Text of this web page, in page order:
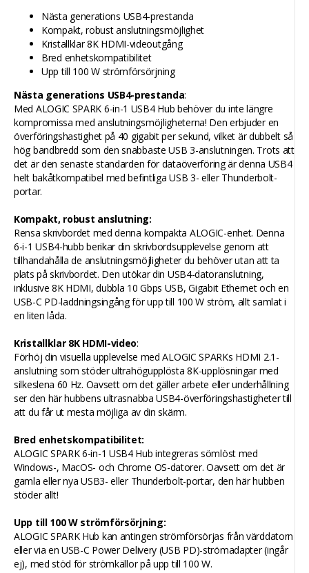
Nästa generations USB4-prestanda
Kompakt, robust anslutningsmöjlighet
Kristallklar 8K HDMI-videoutgång
Bred enhetskompatibilitet
Upp till 100 W strömförsörjning
Nästa generations USB4-prestanda:
Med ALOGIC SPARK 6-in-1 USB4 Hub behöver du inte längre
kompromissa med anslutningsmöjligheterna! Den erbjuder en
överföringshastighet på 40 gigabit per sekund, vilket är dubbelt så
hög bandbredd som den snabbaste USB 3-anslutningen. Trots att
det är den senaste standarden för dataöverföring är denna USB4
helt bakåtkompatibel med befintliga USB 3- eller Thunderbolt-
portar.
Kompakt, robust anslutning:
Rensa skrivbordet med denna kompakta ALOGIC-enhet. Denna
6-i-1 USB4-hubb berikar din skrivbordsupplevelse genom att
tillhandahålla de anslutningsmöjligheter du behöver utan att ta
plats på skrivbordet. Den utökar din USB4-datoranslutning,
inklusive 8K HDMI, dubbla 10 Gbps USB, Gigabit Ethernet och en
USB-C PD-laddningsingång för upp till 100 W ström, allt samlat i
en liten låda.
Kristallklar 8K HDMI-video:
Förhöj din visuella upplevelse med ALOGIC SPARKs HDMI 2.1-
anslutning som stöder ultrahögupplösta 8K-upplösningar med
silkeslena 60 Hz. Oavsett om det gäller arbete eller underhållning
ser den här hubbens ultrasnabba USB4-överföringshastigheter till
att du får ut mesta möjliga av din skärm.
Bred enhetskompatibilitet:
ALOGIC SPARK 6-in-1 USB4 Hub integreras sömlöst med
Windows-, MacOS- och Chrome OS-datorer. Oavsett om det är
gamla eller nya USB3- eller Thunderbolt-portar, den här hubben
stöder allt!
Upp till 100 W strömförsörjning:
ALOGIC SPARK Hub kan antingen strömförsörjas från värddatorn
eller via en USB-C Power Delivery (USB PD)-strömadapter (ingår
ej), med stöd för strömkällor på upp till 100 W.